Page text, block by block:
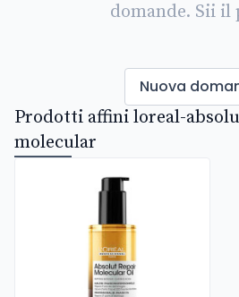
domande. Sii il
Nuova
Prodotti affini loreal-
molecular